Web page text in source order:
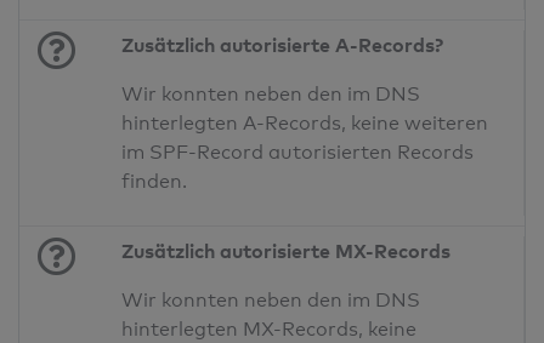
Zusätzlich autorisierte A-Records?
Wir konnten neben den im DNS
hinterlegten A-Records, keine weiteren
im SPF-Record autorisierten Records
finden.
Zusätzlich autorisierte MX-Records
Wir konnten neben den im DNS
hinterlegten MX-Records, keine